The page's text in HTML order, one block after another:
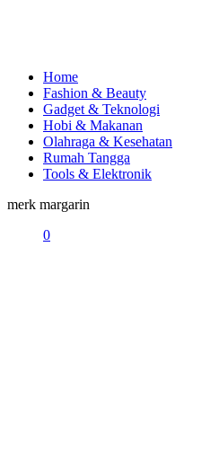
Home
Fashion & Beauty
Gadget & Teknologi
Hobi & Makanan
Olahraga & Kesehatan
Rumah Tangga
Tools & Elektronik
merk margarin
0